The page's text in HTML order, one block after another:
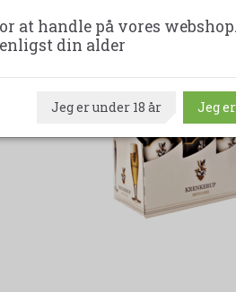
at handle på vores
din alder
Jeg er under 18 år Jeg